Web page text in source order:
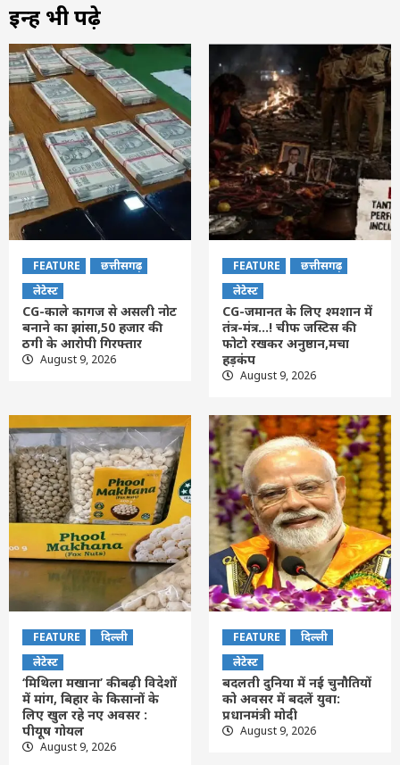
इन्हें भी पढ़े
FEATURE
छत्तीसगढ़
लेटेस्ट
CG-काले कागज से असली नोट
बनाने का झांसा,50 हजार की
ठगी के आरोपी गिरफ्तार
August 9, 2026
FEATURE
छत्तीसगढ़
लेटेस्ट
CG-जमानत के लिए श्मशान में
तंत्र-मंत्र…! चीफ जस्टिस की
फोटो रखकर अनुष्ठान,मचा
हड़कंप
August 9, 2026
FEATURE
दिल्ली
लेटेस्ट
‘मिथिला मखाना’ की बढ़ी विदेशों
में मांग, बिहार के किसानों के
लिए खुल रहे नए अवसर :
पीयूष गोयल
August 9, 2026
FEATURE
दिल्ली
लेटेस्ट
बदलती दुनिया में नई चुनौतियों
को अवसर में बदलें युवा:
प्रधानमंत्री मोदी
August 9, 2026